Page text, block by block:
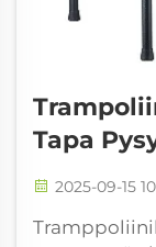
Tapa
2025-09-15